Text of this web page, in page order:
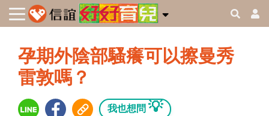
孕期外陰部騷癢可以擦曼秀
雷敦嗎？
我也想問 💡